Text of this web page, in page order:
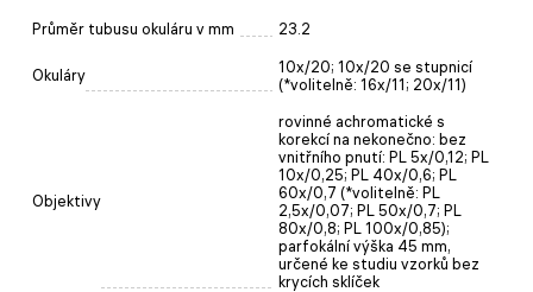
Průměr tubusu okuláru v mm 23.2
Okuláry
10х/20; 10x/20 se stupnicí
(*volitelně: 16x/11; 20х/11)
Objektivy
rovinné achromatické s
korekcí na nekonečno: bez
vnitřního pnutí: PL 5x/0,12; PL
10x/0,25; PL 40x/0,6; PL
60x/0,7 (*volitelně: PL
2,5x/0,07; PL 50x/0,7; PL
80x/0,8; PL 100x/0,85);
parfokální výška 45 mm,
určené ke studiu vzorků bez
krycích sklíček